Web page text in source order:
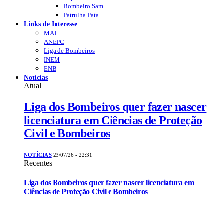
Bombeiro Sam
Patrulha Pata
Links de Interesse
MAI
ANEPC
Liga de Bombeiros
INEM
ENB
Notícias
Atual
Liga dos Bombeiros quer fazer nascer
licenciatura em Ciências de Proteção
Civil e Bombeiros
NOTÍCIAS 23/07/26 - 22:31
Recentes
Liga dos Bombeiros quer fazer nascer licenciatura em
Ciências de Proteção Civil e Bombeiros